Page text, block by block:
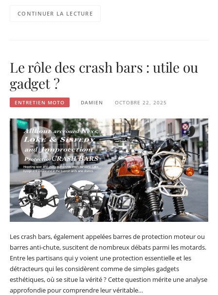
CONTINUER LA LECTURE
Le rôle des crash bars : utile ou
gadget ?
ENTRETIEN MOTO DAMIEN OCTOBRE 22, 2025
Les crash bars, également appelées barres de protection moteur ou
barres anti-chute, suscitent de nombreux débats parmi les motards.
Entre les partisans qui y voient une protection essentielle et les
détracteurs qui les considèrent comme de simples gadgets
esthétiques, où se situe la vérité ? Cette question mérite une analyse
approfondie pour comprendre leur véritable…